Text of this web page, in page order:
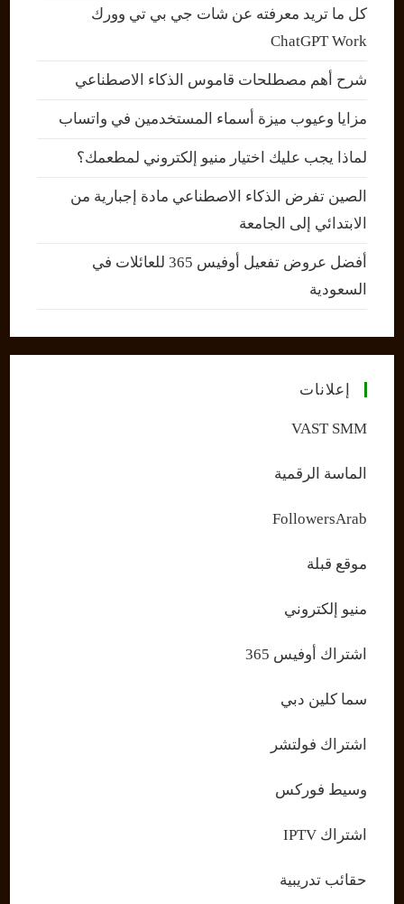
كل ما تريد معرفته عن شات جي بي تي وورك
ChatGPT Work
شرح أهم مصطلحات قاموس الذكاء الاصطناعي
مزايا وعيوب ميزة أسماء المستخدمين في واتساب
لماذا يجب عليك اختيار منيو إلكتروني لمطعمك؟
الصين تفرض الذكاء الاصطناعي مادة إجبارية من
الابتدائي إلى الجامعة
أفضل عروض تفعيل أوفيس 365 للعائلات في
السعودية
إعلانات
VAST SMM
الماسة الرقمية
FollowersArab
موقع قبلة
منيو إلكتروني
اشتراك أوفيس 365
سما كلين دبي
اشتراك فولتشر
وسيط فوركس
اشتراك IPTV
حقائب تدريبية